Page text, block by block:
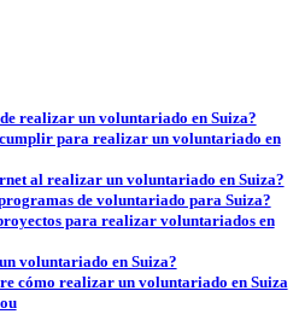
realizar un voluntariado en Suiza?
cumplir para realizar un voluntariado en
al realizar un voluntariado en Suiza?
de voluntariado para Suiza?
para realizar voluntariados en
voluntariado en Suiza?
cómo realizar un voluntariado en Suiza